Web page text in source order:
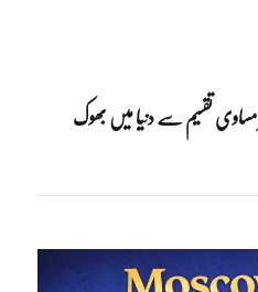
تقسیم سے دنیا میں بھوک